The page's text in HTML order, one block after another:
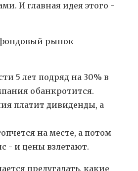
И главная идея этого -
рынок
5 лет подряд на 30% в
обанкротится.
платит дивиденды, а
на месте, а потом
- и цены взлетают.
предугадать, какие